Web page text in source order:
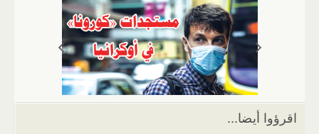
k
er
e
dI
n
g
er
gr
a
m
s
A
p
p
اقرؤوا أيضا...